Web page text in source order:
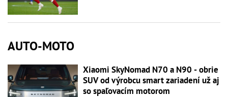
AUTO-MOTO
Xiaomi SkyNomad N70 a N90 - obrie
SUV od výrobcu smart zariadení už aj
so spaľovacím motorom